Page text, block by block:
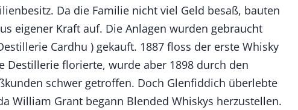
Da die Familie nicht viel Geld besaß, bauten
eigener Kraft auf. Die Anlagen wurden gebraucht
Cardhu ) gekauft. 1887 floss der erste Whisky
Destillerie florierte, wurde aber 1898 durch den
schwer getroffen. Doch Glenfiddich überlebte
William Grant begann Blended Whiskys herzustellen.